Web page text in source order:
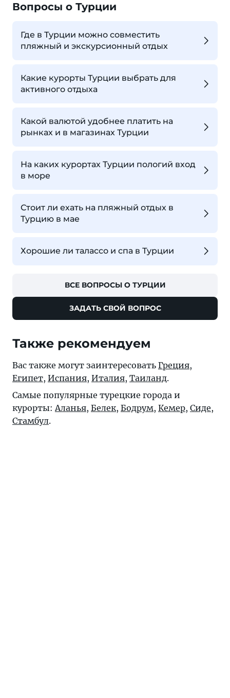
Вопросы о Турции
Где в Турции можно совместить
пляжный и экскурсионный отдых
Какие курорты Турции выбрать для
активного отдыха
Какой валютой удобнее платить на
рынках и в магазинах Турции
На каких курортах Турции пологий вход
в море
Стоит ли ехать на пляжный отдых в
Турцию в мае
Хорошие ли талассо и спа в Турции
ВСЕ ВОПРОСЫ О ТУРЦИИ
ЗАДАТЬ СВОЙ ВОПРОС
Также рекомендуем
Вас также могут заинтересовать Греция,
Египет, Испания, Италия, Таиланд.
Самые популярные турецкие города и
курорты: Аланья, Белек, Бодрум, Кемер, Сиде,
Стамбул.